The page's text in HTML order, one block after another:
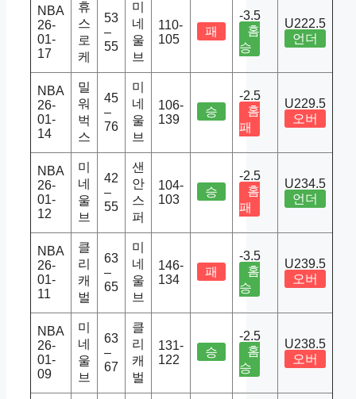
NBA
26-
01-
17
휴
스
로
케
53
–
55
미
네
울
브
110-
105
패
-3.5
홈
승
U222.5
언더
NBA
26-
01-
14
밀
워
벅
스
45
–
76
미
네
울
브
106-
139
승
-2.5
홈
패
U229.5
오버
NBA
26-
01-
12
미
네
울
브
42
–
55
샌
안
스
퍼
104-
103
승
-2.5
홈
패
U234.5
언더
NBA
26-
01-
11
클
리
캐
벌
63
–
65
미
네
울
브
146-
134
패
-3.5
홈
승
U239.5
오버
NBA
26-
01-
09
미
네
울
브
63
–
67
클
리
캐
벌
131-
122
승
-2.5
홈
승
U238.5
오버